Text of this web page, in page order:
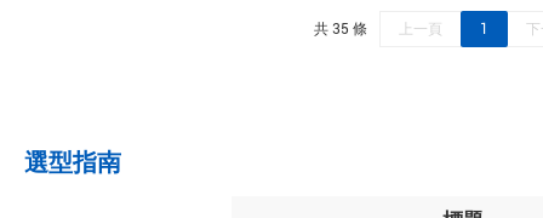
共 35 條 上一頁 1
選型指南